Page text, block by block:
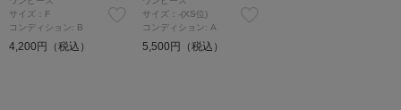
サイズ：F
コンディション: B
4,200円（税込）
サイズ：-(XS位)
コンディション: A
5,500円（税込）